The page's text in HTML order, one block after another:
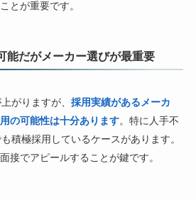
とが重要です。
能だがメーカー選びが最重要
がりますが、 採用実績があるメーカ
の可能性は十分あります。特に人手不
積極採用しているケースがあります。
接でアピールすることが鍵です。